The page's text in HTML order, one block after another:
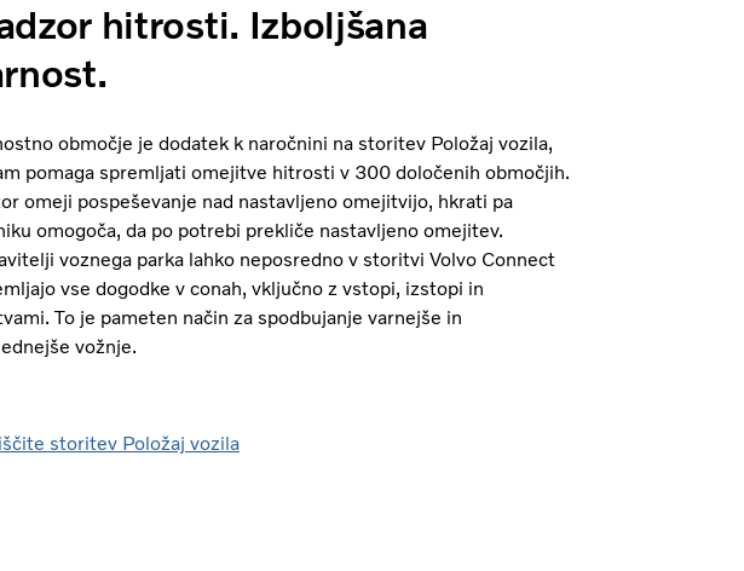
hitrosti. Izboljšana
območje je dodatek k naročnini na storitev Položaj vozila,
pomaga spremljati omejitve hitrosti v 300 določenih območjih.
omeji pospeševanje nad nastavljeno omejitvijo, hkrati pa
omogoča, da po potrebi prekliče nastavljeno omejitev.
voznega parka lahko neposredno v storitvi Volvo Connect
vse dogodke v conah, vključno z vstopi, izstopi in
To je pameten način za spodbujanje varnejše in
vožnje.
storitev Položaj vozila